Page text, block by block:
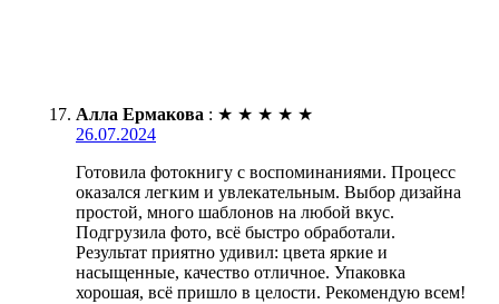
Алла Ермакова : ★ ★ ★ ★ ★
26.07.2024
Готовила фотокнигу с воспоминаниями. Процесс
оказался легким и увлекательным. Выбор дизайна
простой, много шаблонов на любой вкус.
Подгрузила фото, всё быстро обработали.
Результат приятно удивил: цвета яркие и
насыщенные, качество отличное. Упаковка
хорошая, всё пришло в целости. Рекомендую всем!